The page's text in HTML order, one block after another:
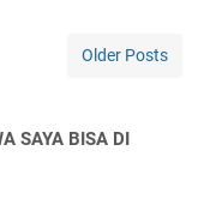
Older Posts
SAYA BISA DI